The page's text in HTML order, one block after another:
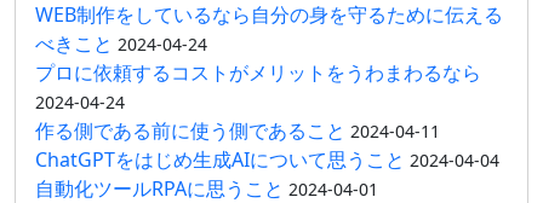
WEB制作をしているなら自分の身を守るために伝える
べきこと 2024-04-24
プロに依頼するコストがメリットをうわまわるなら
2024-04-24
作る側である前に使う側であること 2024-04-11
ChatGPTをはじめ生成AIについて思うこと 2024-04-04
自動化ツールRPAに思うこと 2024-04-01